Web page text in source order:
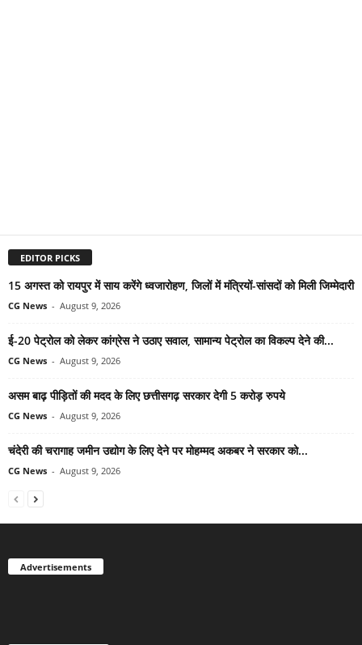
EDITOR PICKS
15 अगस्त को रायपुर में साय करेंगे ध्वजारोहण, जिलों में मंत्रियों-सांसदों को मिली जिम्मेदारी
CG News - August 9, 2026
ई-20 पेट्रोल को लेकर कांग्रेस ने उठाए सवाल, सामान्य पेट्रोल का विकल्प देने की...
CG News - August 9, 2026
असम बाढ़ पीड़ितों की मदद के लिए छत्तीसगढ़ सरकार देगी 5 करोड़ रुपये
CG News - August 9, 2026
चंदेरी की चरागाह जमीन उद्योग के लिए देने पर मोहम्मद अकबर ने सरकार को...
CG News - August 9, 2026
Advertisements